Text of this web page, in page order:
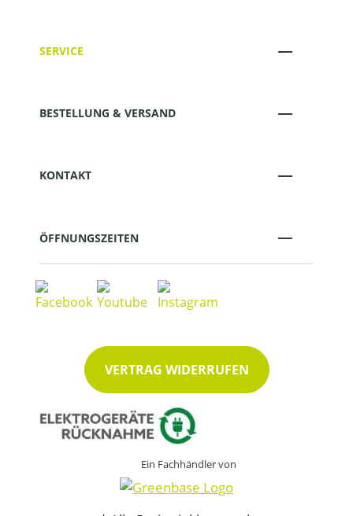
SERVICE
BESTELLUNG & VERSAND
KONTAKT
ÖFFNUNGSZEITEN
VERTRAG WIDERRUFEN
Ein Fachhändler von